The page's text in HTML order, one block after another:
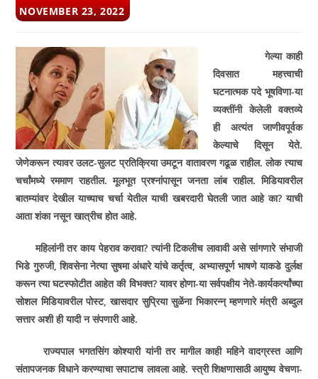
POST
PUBLISHED:
NOVEMBER 23, 2022
गेल्या काही
दिवसात महत्त्वाची
घटनात्मक पदे भूषविणा-­या
व्यक्तींनी केलेली वक्तव्ये
ही अत्यंत जाणीवपूर्वक
केल्याचे दिसून येते.
जेणेकरून त्यावर उलट-सुलट प्रतिक्रिया उमटून वातावरण गढूळ राहील. लोक त्याच
चर्चांमध्ये रममाण राहतील. मूलभूत प्रश्नांपासून जनता लांब राहील. मिडियावरील
बातम्यांवर देखील याच्याच चर्चा येतील याची खबरदारी घेतली जात आहे का?याची
आता शंका नसून खात्रीच होत आहे.
महिलांनी तर काय पेहराव करावा?त्यांनी टिकलीच लावावी असे सांगणारे संभाजी
भिडे गुरुजी,शिवसेना नेत्या सुषमा अंधारे यांचे कर्तृत्व, अभ्यासपूर्ण भाषणे याकडे दुर्लक्ष
करून त्या घटस्फोटीत आहेत की विभक्त?यावर होणा-या सर्वपक्षीय नेते-कार्यकर्त्यांच्या
सोशल मिडियावरील पोस्ट,खासदार सुप्रिया सुळेंना भिकारन्न् म्हणणारे मंत्री अब्दुल
सत्तार अशी ही यादी न संपणारी आहे.
राज्यपाल भगतसिंग कोश्यारी यांनी तर मागील काही महिने वादग्रस्त आणि
संतापजनक विधाने करण्याचा सपाटाच लावला आहे. स्त्री शिक्षणासाठी आयुष्य वेचणा­